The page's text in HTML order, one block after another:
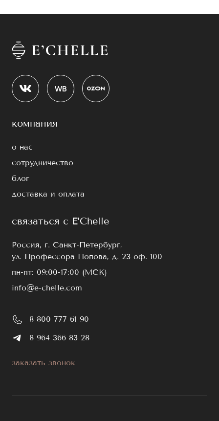
компания
о нас
сотрудничество
блог
доставка и оплата
связаться с E’Chelle
Россия, г. Санкт-Петербург,
ул. Профессора Попова, д. 23 оф. 100
пн-пт: 09:00-17:00 (МСК)
info@e-chelle.com
8 800 777 61 90
8 964 366 83 28
заказать звонок